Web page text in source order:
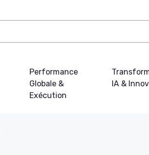
Performance
Globale &
Exécution
IA &